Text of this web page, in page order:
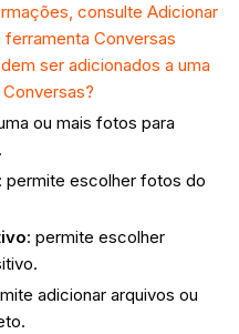
consulte Adicionar
ferramenta Conversas
ser adicionados a uma
ou mais fotos para
: permite escolher fotos do
: permite escolher
adicionar arquivos ou